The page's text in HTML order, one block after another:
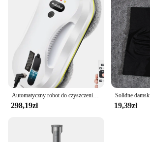
construction make it a discreet
vehicle, blending seamlessly with its
while providing essential
298,19zł 19,39zł